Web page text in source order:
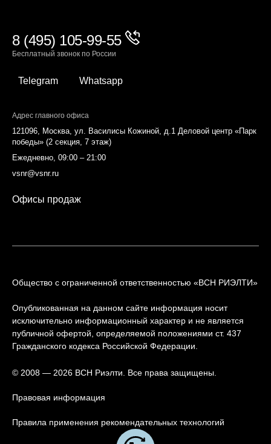
8 (495) 105-99-55
Бесплатный звонок по России
Telegram Whatsapp
Адрес главного офиса
121096, Москва, ул. Василисы Кожиной, д.1 Деловой центр «Парк
победы» (2 секция, 7 этаж)
Ежедневно, 09:00 – 21:00
vsnr@vsnr.ru
Офисы продаж
Общество с ограниченной ответственностью «ВСН РИЭЛТИ»
Опубликованная на данном сайте информация носит
исключительно информационный характер и не является
публичной офертой, определяемой положениями ст. 437
Гражданского кодекса Российской Федерации.
© 2008 — 2026 ВСН Риэлти. Все права защищены.
Правовая информация
Правила применения рекомендательных технологий